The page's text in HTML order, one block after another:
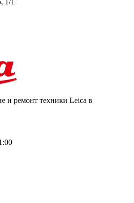
и ремонт техники Leica в